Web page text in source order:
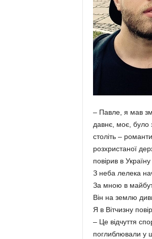
– Павле, я мав
давнє, моє, було
століть –
розхристаної
повірив в
З неба лелека
За мною в
Він на землю
Я в Вітчизну
– Це відчуття
поглиблювали у